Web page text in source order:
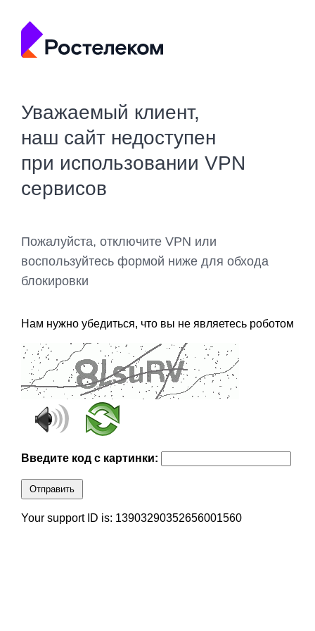
Уважаемый клиент,
наш сайт недоступен
при использовании VPN
сервисов
Пожалуйста, отключите VPN или
воспользуйтесь формой ниже для обхода
блокировки
Нам нужно убедиться, что вы не являетесь роботом
Введите код с картинки:
Отправить
Your support ID is: 13903290352656001560